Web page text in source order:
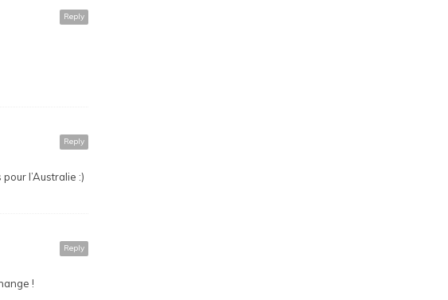
Reply
Reply
l’Australie :)
Reply
!